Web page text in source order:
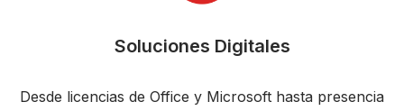
Soluciones Digitales
Desde licencias de Office y Microsoft hasta presencia